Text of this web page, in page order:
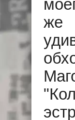
же